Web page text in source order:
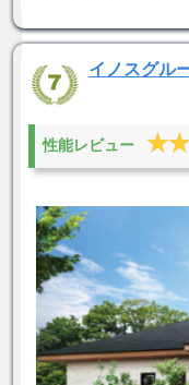
イノスグル
性能レビュー